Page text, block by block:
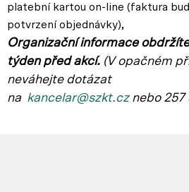
platební kartou on-line (faktura
potvrzení objednávky),
Organizační informace
týden před akcí. (V opačném p
neváhejte dotázat
na kancelar@szkt.cznebo 257